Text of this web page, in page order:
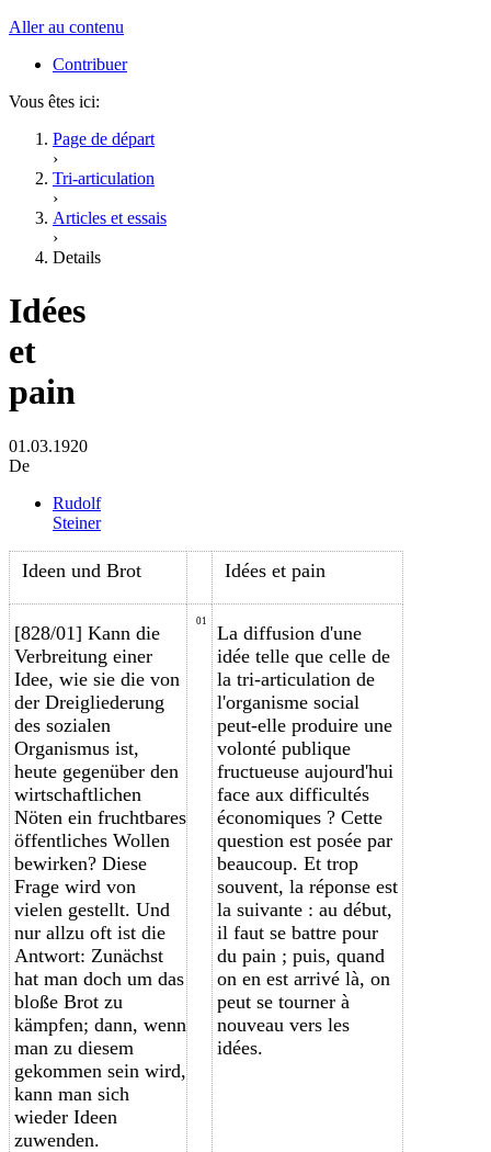
Aller au contenu
Contribuer
Vous êtes ici:
Page de départ
›
Tri-articulation
›
Articles et essais
›
Details
Idées
et
pain
01.03.1920
De
Rudolf
Steiner
Ideen und Brot Idées et pain
[828/01] Kann die
Verbreitung einer
Idee, wie sie die von
der Dreigliederung
des sozialen
Organismus ist,
heute gegenüber den
wirtschaftlichen
Nöten ein fruchtbares
öffentliches Wollen
bewirken? Diese
Frage wird von
vielen gestellt. Und
nur allzu oft ist die
Antwort: Zunächst
hat man doch um das
bloße Brot zu
kämpfen; dann, wenn
man zu diesem
gekommen sein wird,
kann man sich
wieder Ideen
zuwenden.
01
La diffusion d'une
idée telle que celle de
la tri-articulation de
l'organisme social
peut-elle produire une
volonté publique
fructueuse aujourd'hui
face aux difficultés
économiques ? Cette
question est posée par
beaucoup. Et trop
souvent, la réponse est
la suivante : au début,
il faut se battre pour
du pain ; puis, quand
on en est arrivé là, on
peut se tourner à
nouveau vers les
idées.